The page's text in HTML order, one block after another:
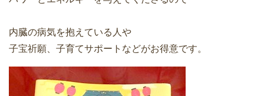
内臓の病気を抱えている人や
子宝祈願、子育てサポートなどがお得意です。